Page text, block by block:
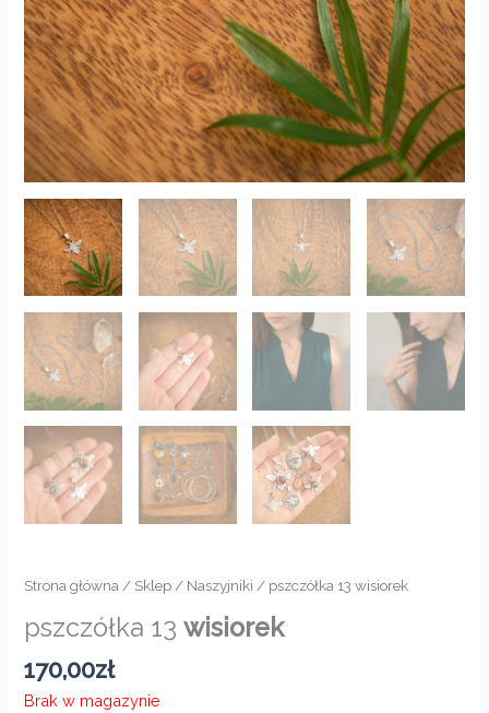
Strona główna / Sklep / Naszyjniki / pszczółka 13 wisiorek
pszczółka 13wisiorek
170,00zł
Brak w magazynie